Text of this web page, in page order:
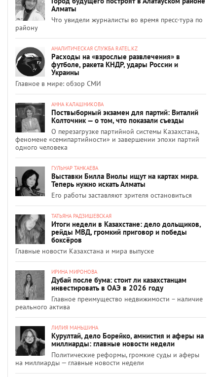
Алматы
Что увидели журналисты во время пресс-тура по
району
АНАЛИТИЧЕСКАЯ СЛУЖБА RATEL.KZ
Расходы на «взрослые развлечения» в
футболе, ракета КНДР, удары России и
Украины
Главное в мире: обзор СМИ
АННА КАЛАШНИКОВА
Поствыборный экзамен для партий: Виталий
Колточник — о том, что показали съезды
О перезагрузке партийной системы Казахстана,
феномене «семипартийности» и завершении эпохи партий
одного человека
ГУЛЬНАР ТАНКАЕВА
Выставки Билла Виолы ищут на картах мира.
Теперь нужно искать Алматы
Его работы заставляют зрителя остановиться
ТАТЬЯНА РАДЗИШЕВСКАЯ
Итоги недели в Казахстане: дело дольщиков,
рейды МВД, громкий приговор и победы
боксёров
Главные новости Казахстана и мира выпуске
ИРИНА МИРОНОВА
Дубай после бума: стоит ли казахстанцам
инвестировать в ОАЭ в 2026 году
Главное преимущество недвижимости – наличие
реального актива
ЛИЛИЯ МАНЬШИНА
Курултай, дело Борейко, амнистия и аферы на
миллиарды: главные новости недели
Политические реформы, громкие суды и аферы
на миллиарды — главные новости недели